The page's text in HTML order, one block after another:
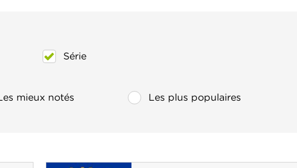
Série
mieux notés Les plus populaires